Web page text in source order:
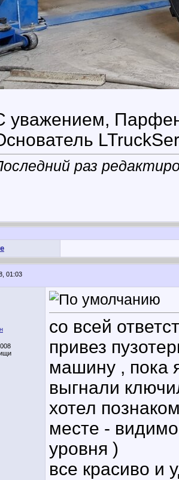
уважением,
раз
01:03
со всей
привез
машину , пока
выгнали
хотел
месте -
уровня )
все красиво и